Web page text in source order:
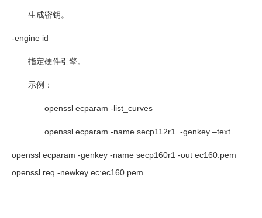
生成密钥。
-engine id
指定硬件引擎。
示例：
openssl ecparam -list_curves
openssl ecparam -name secp112r1 -genkey –text
openssl ecparam -genkey -name secp160r1 -out ec160.pem
openssl req -newkey ec:ec160.pem